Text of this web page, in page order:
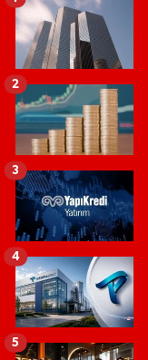
2
3
4
5